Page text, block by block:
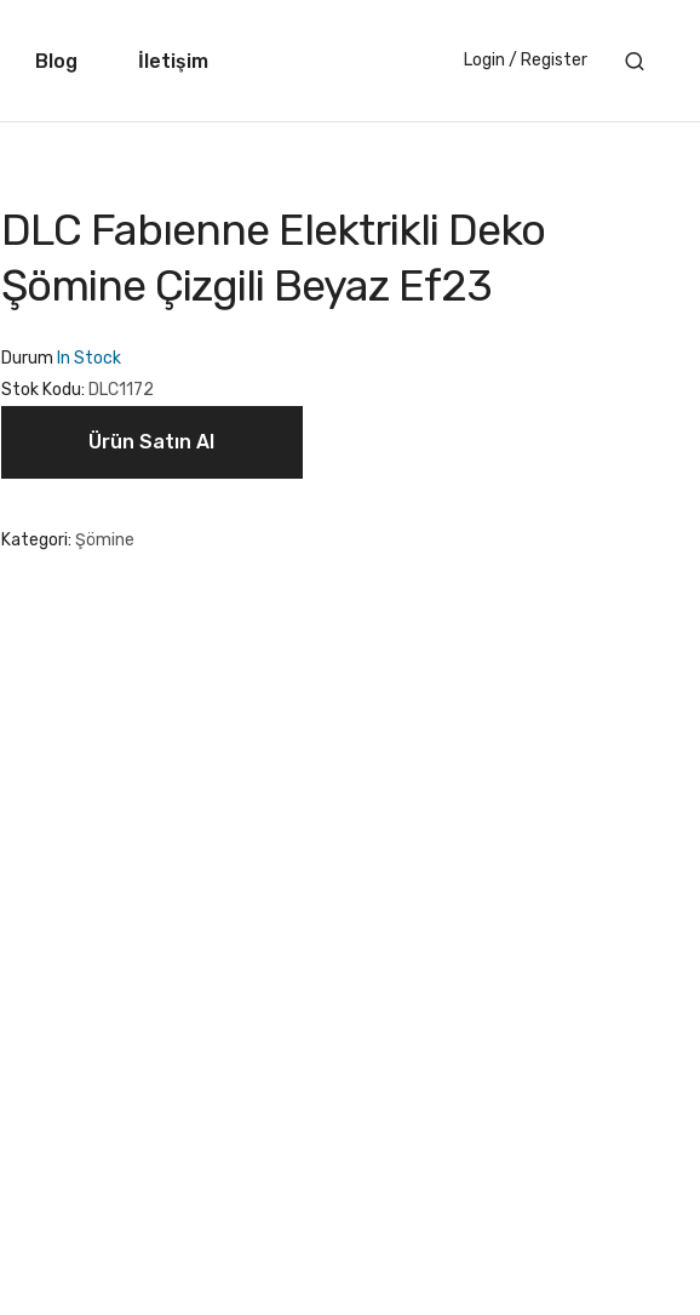
Blog İletişim Login / Register
DLC Fabıenne Elektrikli Deko
Şömine Çizgili Beyaz Ef23
Durum In Stock
Stok Kodu: DLC1172
Ürün Satın Al
Kategori: Şömine